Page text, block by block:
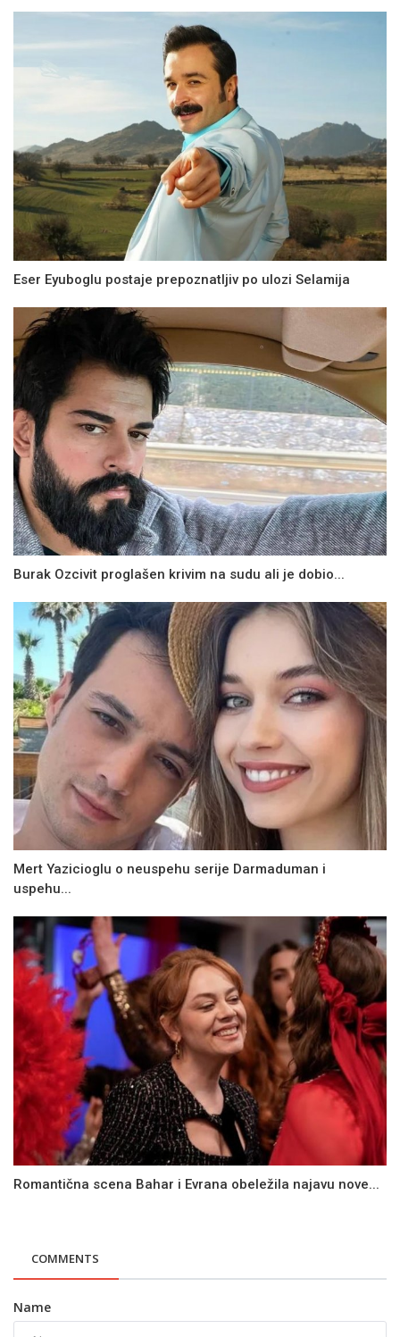
Eser Eyuboglu postaje prepoznatljiv po ulozi Selamija
Burak Ozcivit proglašen krivim na sudu ali je dobio...
Mert Yazicioglu o neuspehu serije Darmaduman i
uspehu...
Romantična scena Bahar i Evrana obeležila najavu nove...
COMMENTS
Name